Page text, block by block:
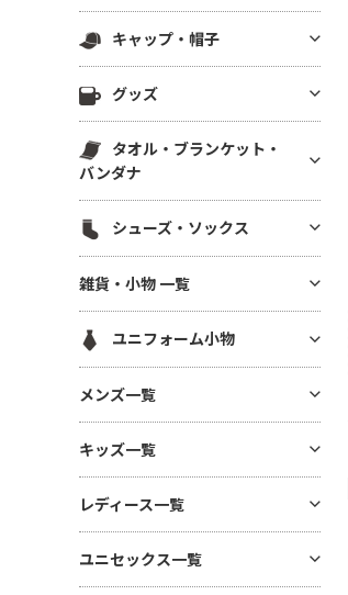
その他長袖Tシャツ
ショルダーバッグ
サコッシュ・スマホショルダー
エコ素材(SDGs) バッグ・ポー
チ
麻(ヘンプ)・ジュートバッグ
ポーチ
アロハ・柄物シャツ
シャツジャケット
ワーク系アウター
つなぎ・オーバーオール
調理服・コックウェア
スクラブ
白衣・医療用ジャケット
ワンピース・ナースウエア
ショートエプロン
ミドルエプロン
ロング(ソムリエ)エプロン
帆前掛け
ロングパンツ
ハーフパンツ
ショーツ
スウェットパンツ(裏毛)
スウェットパンツ(裏起毛)
ワークパンツ
ドライ素材パンツ
コットン・T/Cパンツ
ナイロンパンツ
ミリタリーパンツ
レギンス・スパッツ
その他ボトムス
キャップ・帽子
キャップ
ニットキャップ
ハット
メッシュキャップ
コットンキャップ
フラットバイザーキャップ
キャスケット・ハンチング・ベ
レー
グッズ
マグカップ・湯呑
ボトル・タンブラー
ステーショナリー
アルバム・フォトフレーム
キーホルダー
モバイル・PC関連グッズ
デスク雑貨
生活雑貨
インテリア雑貨
時計
暑さ・紫外線対策 / 保冷グッ
ズ・扇風機
あったかグッズ・フリース
傘・レイングッズ
タオル・ブランケット・
バンダナ
無地タオル
バンダナ(三角巾)・ハンカチ
ハンカチタオル
フェイスタオル
マフラータオル
バスタオル
リストバンド
シューズ・ソックス
シューズ
ソックス
雑貨・小物 一覧
ユニフォーム小物
ネクタイ・コックタイ
三角巾
バンダナ・スカーフ
メンズ一覧
メンズTシャツ
メンズ ドライTシャツ
メンズ ポロシャツ
メンズ トレーナー
キッズ一覧
キッズTシャツ
ベビー用アイテム
キッズ ドライTシャツ
レディース一覧
レディース Tシャツ
レディース ドライTシャツ
ユニセックス一覧